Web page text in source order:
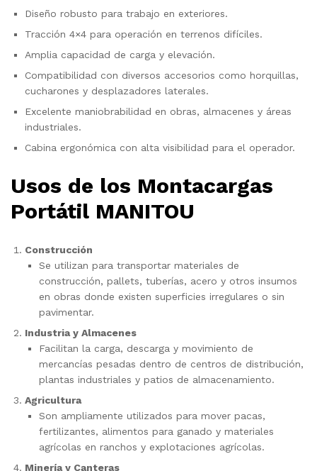
Diseño robusto para trabajo en exteriores.
Tracción 4×4 para operación en terrenos difíciles.
Amplia capacidad de carga y elevación.
Compatibilidad con diversos accesorios como horquillas,
cucharones y desplazadores laterales.
Excelente maniobrabilidad en obras, almacenes y áreas
industriales.
Cabina ergonómica con alta visibilidad para el operador.
Usos de los Montacargas
Portátil MANITOU
Construcción
Se utilizan para transportar materiales de
construcción, pallets, tuberías, acero y otros insumos
en obras donde existen superficies irregulares o sin
pavimentar.
Industria y Almacenes
Facilitan la carga, descarga y movimiento de
mercancías pesadas dentro de centros de distribución,
plantas industriales y patios de almacenamiento.
Agricultura
Son ampliamente utilizados para mover pacas,
fertilizantes, alimentos para ganado y materiales
agrícolas en ranchos y explotaciones agrícolas.
Minería y Canteras